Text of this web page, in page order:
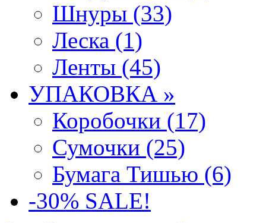
Шнуры (33)
Леска (1)
Ленты (45)
УПАКОВКА »
Коробочки (17)
Сумочки (25)
Бумага Тишью (6)
-30% SALE!